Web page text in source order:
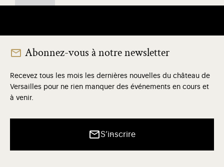
Abonnez-vous à notre newsletter
Recevez tous les mois les dernières nouvelles du château de
Versailles pour ne rien manquer des événements en cours et
à venir.
S’inscrire